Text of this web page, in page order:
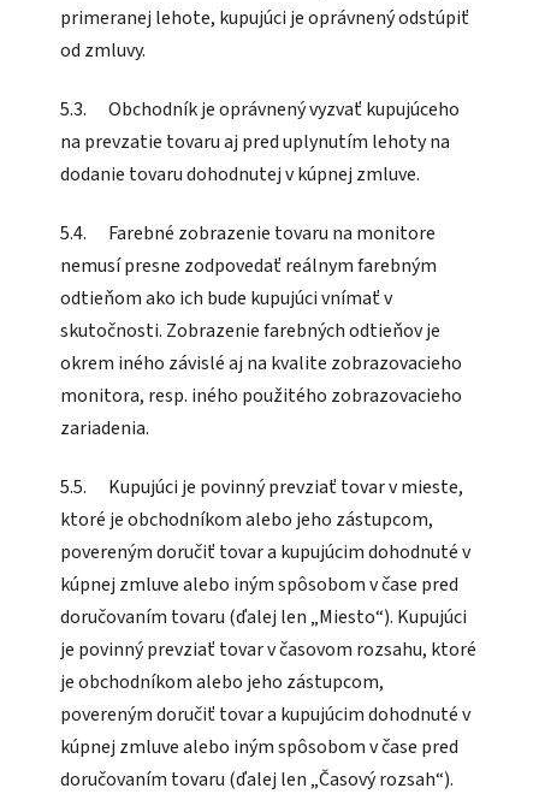
primeranej lehote, kupujúci je oprávnený odstúpiť
od zmluvy.
5.3. Obchodník je oprávnený vyzvať kupujúceho
na prevzatie tovaru aj pred uplynutím lehoty na
dodanie tovaru dohodnutej v kúpnej zmluve.
5.4. Farebné zobrazenie tovaru na monitore
nemusí presne zodpovedať reálnym farebným
odtieňom ako ich bude kupujúci vnímať v
skutočnosti. Zobrazenie farebných odtieňov je
okrem iného závislé aj na kvalite zobrazovacieho
monitora, resp. iného použitého zobrazovacieho
zariadenia.
5.5. Kupujúci je povinný prevziať tovar v mieste,
ktoré je obchodníkom alebo jeho zástupcom,
povereným doručiť tovar a kupujúcim dohodnuté v
kúpnej zmluve alebo iným spôsobom v čase pred
doručovaním tovaru (ďalej len „Miesto“). Kupujúci
je povinný prevziať tovar v časovom rozsahu, ktoré
je obchodníkom alebo jeho zástupcom,
povereným doručiť tovar a kupujúcim dohodnuté v
kúpnej zmluve alebo iným spôsobom v čase pred
doručovaním tovaru (ďalej len „Časový rozsah“).